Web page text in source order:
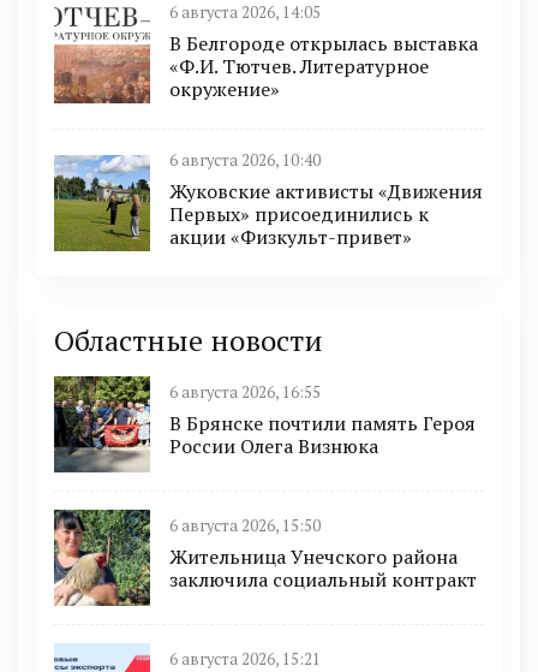
6 августа 2026, 14:05
В Белгороде открылась выставка
«Ф.И. Тютчев. Литературное
окружение»
6 августа 2026, 10:40
Жуковские активисты «Движения
Первых» присоединились к
акции «Физкульт-привет»
Областные новости
6 августа 2026, 16:55
В Брянске почтили память Героя
России Олега Визнюка
6 августа 2026, 15:50
Жительница Унечского района
заключила социальный контракт
6 августа 2026, 15:21